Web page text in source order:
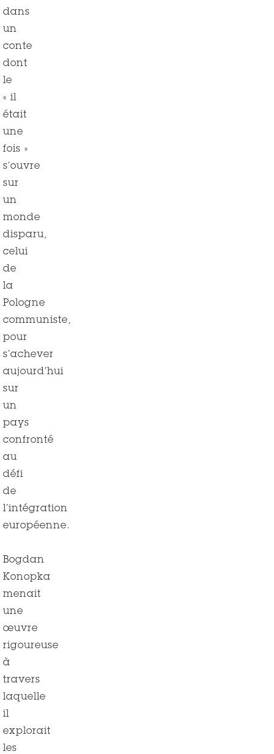
dans
un
conte
dont
le
« il
était
une
fois »
s’ouvre
sur
un
monde
disparu,
celui
de
la
Pologne
communiste,
pour
s’achever
aujourd’hui
sur
un
pays
confronté
au
défi
de
l’intégration
européenne.
Bogdan
Konopka
menait
une
œuvre
rigoureuse
à
travers
laquelle
il
explorait
les